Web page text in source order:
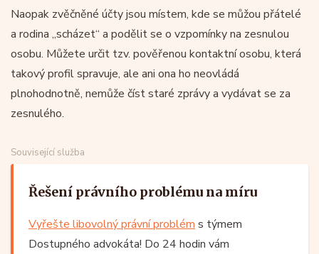
Naopak zvěčněné účty jsou místem, kde se můžou přátelé
a rodina „scházet“ a podělit se o vzpomínky na zesnulou
osobu. Můžete určit tzv. pověřenou kontaktní osobu, která
takový profil spravuje, ale ani ona ho neovládá
plnohodnotně, nemůže číst staré zprávy a vydávat se za
zesnulého.
Související služba
Řešení právního problému na míru
Vyřešte libovolný právní problém s týmem
Dostupného advokáta! Do 24 hodin vám